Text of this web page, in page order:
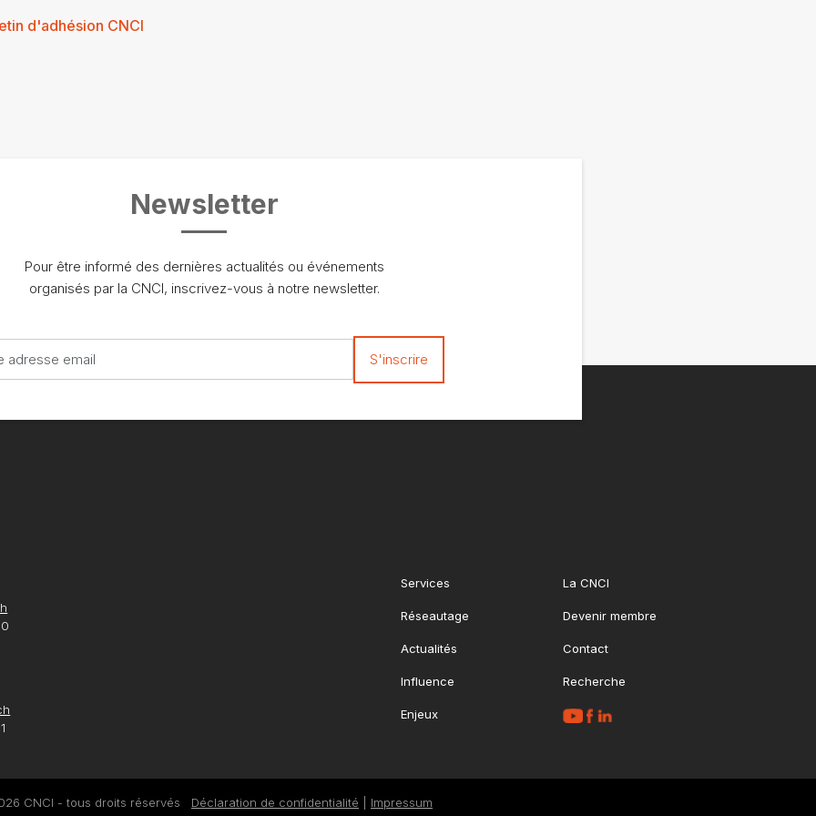
d'adhésion CNCI
Newsletter
Pour être informé des dernières actualités ou événements
organisés par la CNCI, inscrivez-vous à notre newsletter.
Services
Réseautage
Actualités
Influence
Enjeux
La CNCI
Devenir membre
Contact
Recherche
CNCI - tous droits réservés Déclaration de confidentialité Impressum